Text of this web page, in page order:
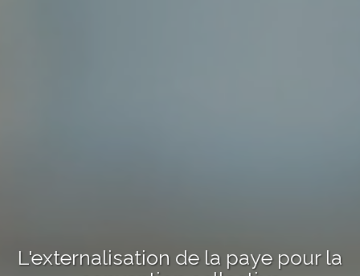
L'externalisation de la paye pour la